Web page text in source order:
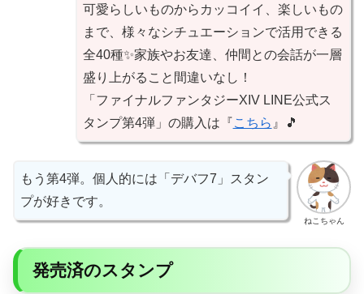
可愛らしいものからカッコイイ、楽しいもの
まで、様々なシチュエーションで活用できる
全40種✨家族やお友達、仲間との会話が一層
盛り上がること間違いなし！
「ファイナルファンタジーXIV LINE公式ス
タンプ第4弾」の購入は『こちら 』🎵
ねこちゃん
もう第4弾。個人的には「デバフ7」スタン
プが好きです。
発売済のスタンプ